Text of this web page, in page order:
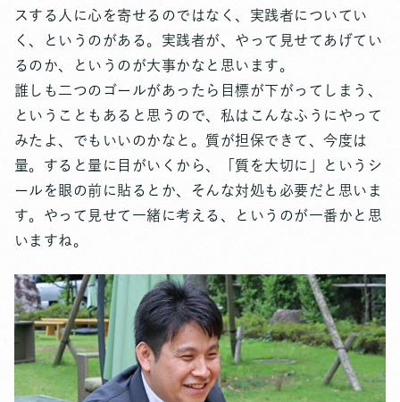
スする人に心を寄せるのではなく、実践者についてい
く、というのがある。実践者が、やって見せてあげてい
るのか、というのが大事かなと思います。
誰しも二つのゴールがあったら目標が下がってしまう、
ということもあると思うので、私はこんなふうにやって
みたよ、でもいいのかなと。質が担保できて、今度は
量。すると量に目がいくから、「質を大切に」というシ
ールを眼の前に貼るとか、そんな対処も必要だと思いま
す。やって見せて一緒に考える、というのが一番かと思
いますね。